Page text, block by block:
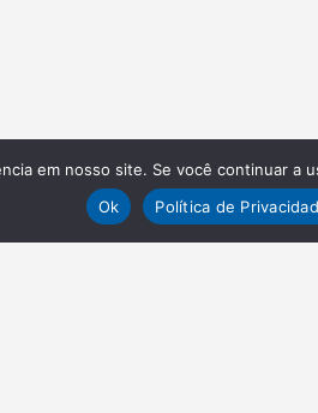
em nosso site. Se você continuar
Ok
Política de